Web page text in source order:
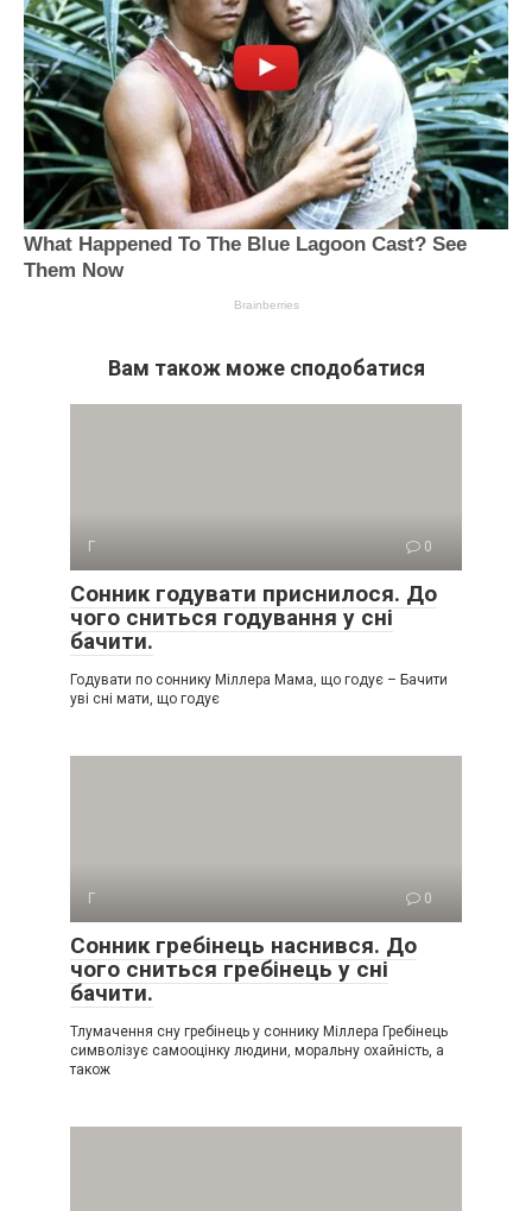
Вам також може сподобатися
Г 0
Сонник годувати приснилося. До
чого сниться годування у сні
бачити.
Годувати по соннику Міллера Мама, що годує – Бачити
уві сні мати, що годує
Г 0
Сонник гребінець наснився. До
чого сниться гребінець у сні
бачити.
Тлумачення сну гребінець у соннику Міллера Гребінець
символізує самооцінку людини, моральну охайність, а
також